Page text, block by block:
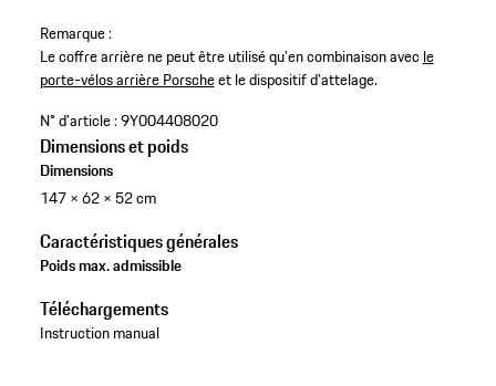
Remarque :
Le coffre arrière ne peut être utilisé qu'en combinaison avecle
porte-vélos arrière Porscheet le dispositif d'attelage.
N° d'article :9Y004408020
Dimensions et poids
Dimensions
147 × 62 × 52 cm
Caractéristiques générales
Poids max. admissible
Téléchargements
Instruction manual